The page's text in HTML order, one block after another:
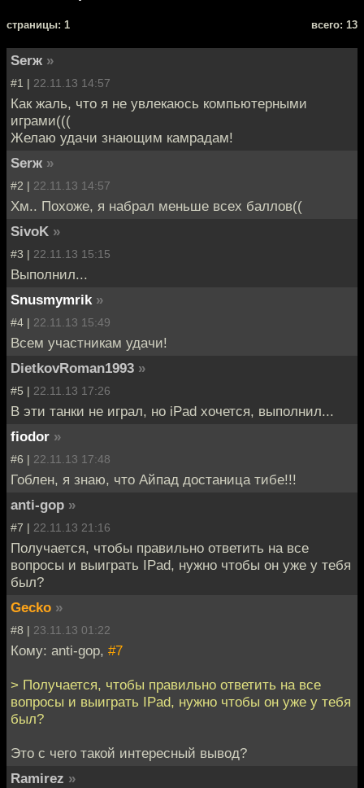
cтраницы: 1 всего: 13
Serж »
#1 | 22.11.13 14:57
Как жаль, что я не увлекаюсь компьютерными
играми(((
Желаю удачи знающим камрадам!
Serж »
#2 | 22.11.13 14:57
Хм.. Похоже, я набрал меньше всех баллов((
SivoK »
#3 | 22.11.13 15:15
Выполнил...
Snusmymrik »
#4 | 22.11.13 15:49
Всем участникам удачи!
DietkovRoman1993 »
#5 | 22.11.13 17:26
В эти танки не играл, но iPad хочется, выполнил...
fiodor »
#6 | 22.11.13 17:48
Гоблен, я знаю, что Айпад достаница тибе!!!
anti-gop »
#7 | 22.11.13 21:16
Получается, чтобы правильно ответить на все
вопросы и выиграть IPad, нужно чтобы он уже у тебя
был?
Gecko »
#8 | 23.11.13 01:22
Кому: anti-gop, #7
> Получается, чтобы правильно ответить на все
вопросы и выиграть IPad, нужно чтобы он уже у тебя
был?
Это с чего такой интересный вывод?
Ramirez »